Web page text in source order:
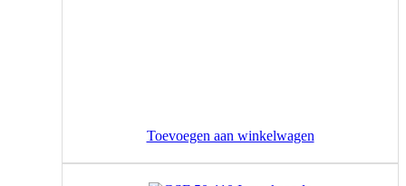
Toevoegen aan winkelwagen